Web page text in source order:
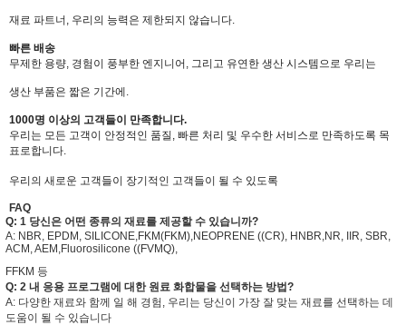
메시지를 남겨
곧 다시 연락 드리
재료 파트너, 우리의 능력은 제한되지 않습니다.
빠른 배송
무제한 용량, 경험이 풍부한 엔지니어, 그리고 유연한 생산 시스템으로 우리는
생산 부품은 짧은 기간에.
1000명 이상의 고객들이 만족합니다.
우리는 모든 고객이 안정적인 품질, 빠른 처리 및 우수한 서비스로 만족하도록 목
표로합니다.
우리의 새로운 고객들이 장기적인 고객들이 될 수 있도록
FAQ
Q: 1 당신은 어떤 종류의 재료를 제공할 수 있습니까?
A: NBR, EPDM, SILICONE,FKM(FKM),NEOPRENE ((CR), HNBR,NR, IIR, SBR,
ACM, AEM,Fluorosilicone ((FVMQ),
FFKM 등
Q: 2 내 응용 프로그램에 대한 원료 화합물을 선택하는 방법?
A: 다양한 재료와 함께 일 해 경험, 우리는 당신이 가장 잘 맞는 재료를 선택하는 데
도움이 될 수 있습니다